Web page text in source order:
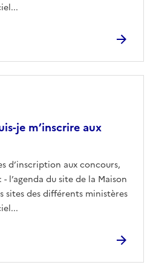
je m’inscrire aux
d’inscription aux concours,
l’agenda du site de la Maison
sites des différents ministères